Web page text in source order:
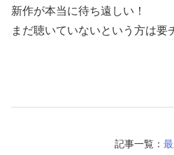
新作が本当に待ち遠しい！
まだ聴いていないという方は要
記事一覧：